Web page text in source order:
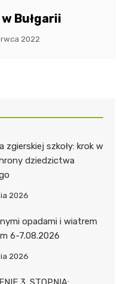
Bułgarii
2022
zgierskiej szkoły: krok w
dziedzictwa
2026
opadami i wiatrem
6-7.08.2026
2026